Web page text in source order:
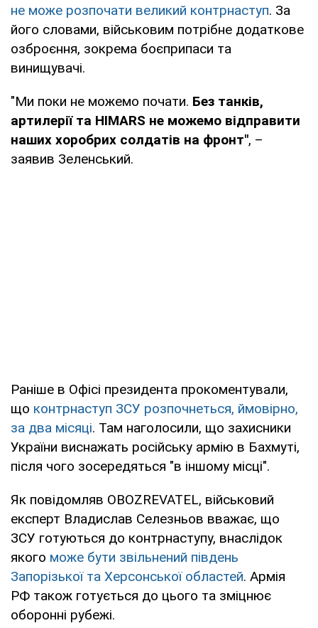
не може розпочати великий контрнаступ. За
його словами, військовим потрібне додаткове
озброєння, зокрема боєприпаси та
винищувачі.
"Ми поки не можемо почати. Без танків,
артилерії та HIMARS не можемо відправити
наших хоробрих солдатів на фронт", –
заявив Зеленський.
Раніше в Офісі президента прокоментували,
що контрнаступ ЗСУ розпочнеться, ймовірно,
за два місяці. Там наголосили, що захисники
України виснажать російську армію в Бахмуті,
після чого зосередяться "в іншому місці".
Як повідомляв OBOZREVATEL, військовий
експерт Владислав Селезньов вважає, що
ЗСУ готуються до контрнаступу, внаслідок
якого може бути звільнений південь
Запорізької та Херсонської областей. Армія
РФ також готується до цього та зміцнює
оборонні рубежі.